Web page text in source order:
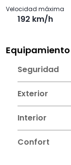
Velocidad máxima
192 km/h
Equipamiento
Seguridad
Exterior
Interior
Confort